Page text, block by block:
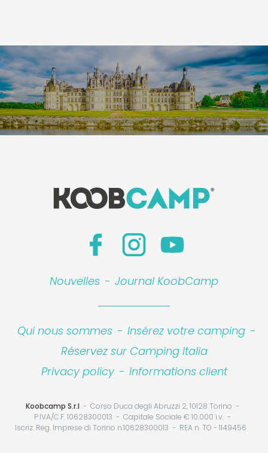
Nouvelles - Journal KoobCamp
Qui nous sommes - Insérez votre camping -
Réservez sur Camping Italia
Privacy policy - Informations client
Koobcamp S.r.l
Corso Duca degli Abruzzi 2, 10128 Torino
P.IVA/C.F. 10628300013
Capitale Sociale € 10.000 i.v.
Iscriz. Reg. Imprese di Torino n.10628300013
REA n. TO - 1149456